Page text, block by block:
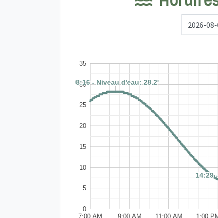
7:00 AM 9:00 AM 11:00 AM 1:00
0
5
10
15
20
25
30
35
08:16 - Niveau d'eau: 28.2'
08:16 - Niveau d'eau: 28.2'
14:29
14:29